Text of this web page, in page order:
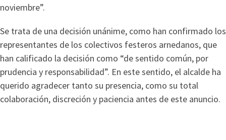
noviembre”.
Se trata de una decisión unánime, como han confirmado los
representantes de los colectivos festeros arnedanos, que
han calificado la decisión como “de sentido común, por
prudencia y responsabilidad”. En este sentido, el alcalde ha
querido agradecer tanto su presencia, como su total
colaboración, discreción y paciencia antes de este anuncio.